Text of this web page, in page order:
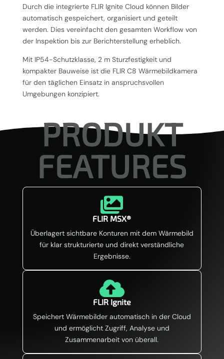
Durch die integrierte FLIR Ignite Cloud können Bilder
automatisch gespeichert, organisiert und geteilt
werden. Dies vereinfacht den gesamten Workflow von
der Inspektion bis zur Berichterstellung erheblich.
Mit IP54-Schutzklasse, 2 m Sturzfestigkeit und
kompakter Bauweise ist die FLIR C8 Wärmebildkamera
für den täglichen Einsatz in anspruchsvollen
Umgebungen konzipiert.
PRODUKT
FEATURES

FLIR MSX®
Überlagert sichtbare Konturen mit dem Wärmebild
für klar strukturierte und direkt verständliche
Ergebnisse.

FLIR Ignite
Speichert Wärmebilder automatisch in der Cloud
und ermöglicht Zugriff, Analyse und
Zusammenarbeit von überall.